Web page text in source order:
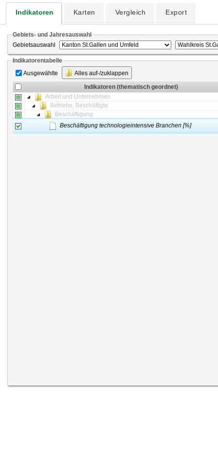
Indikatoren Karten Vergleich Export
Gebiets- und Jahresauswahl
Gebietsauswahl
Indikatorentabelle
Ausgewählte
Alles auf-/zuklappen
Indikatoren (thematisch geordnet)
Arbeit und Unternehmen
Betriebe, Beschäftigte
Beschäftigung
Beschäftigung technologieintensive Branchen [%]